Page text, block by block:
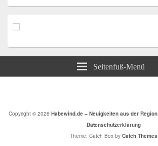
Seitenfuß-Menü
Copyright © 2026 Habewind.de – Neuigkeiten aus der Region
Datenschutzerklärung
Theme: Catch Box by Catch Themes